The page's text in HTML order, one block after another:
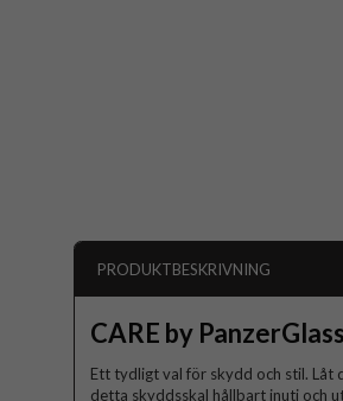
PRODUKTBESKRIVNING
CARE by
Ett tydligt val för skydd och stil. Låt
detta skyddsskal hållbart inuti och